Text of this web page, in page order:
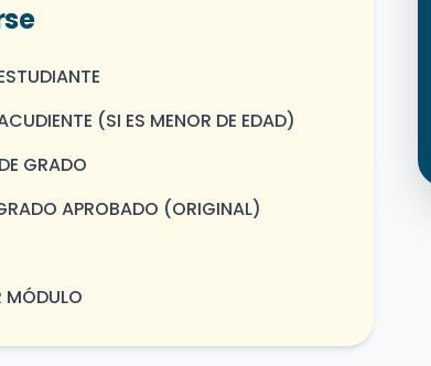
(SI ES MENOR DE EDAD)
GRADO
APROBADO (ORIGINAL)
MÓDULO